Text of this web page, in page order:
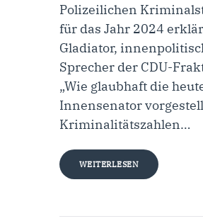
Polizeilichen
für das Jahr 2024
Gladiator,
Sprecher der CDU-
„Wie glaubhaft die
Innensenator
Kriminalitätszahlen…
WEITERLESEN